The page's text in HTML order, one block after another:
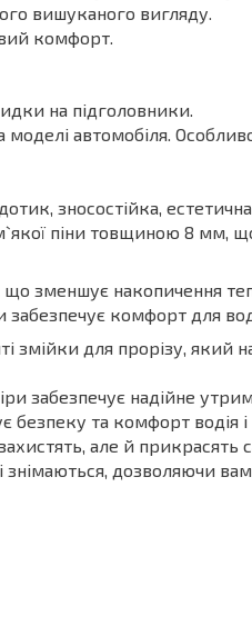
вишуканого вигляду.
комфорт.
на підголовники.
моделі автомобіля.
зносостійка,
піни товщиною 8 мм,
що зменшує накопичення
комфорт для
змійки для прорізу, який
забезпечує надійне
безпеку та комфорт водія і
але й прикрасять
дозволяючи